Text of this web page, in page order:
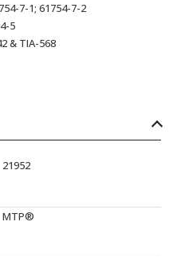
7-1; 61754-7-2
5
& TIA-568
21952
MTP®